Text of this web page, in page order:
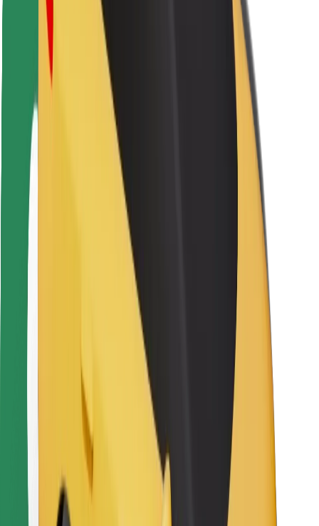
Fahrgast-Sicherheit
Fahrer-Sicherheit
E-Scooter-Sicherheit
Sicherheitslabor
Lösungen für Städte
Bolt Ladestationen
Für Nutzer:innen
Für Fahrer:innen
Für Flottenbesitzer:innen
Für Restaurants
Bolt for Business
Zulieferer
Allgemeine Geschäftsbedingungen
Cookies